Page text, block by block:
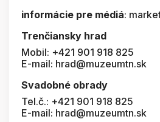
informácie pre médiá:
Trenčiansky hrad
Mobil: +421 901 918 825
E-mail: hrad@muzeumtn.sk
Svadobné obrady
Tel.č.: +421 901 918 825
E-mail: hrad@muzeumtn.sk